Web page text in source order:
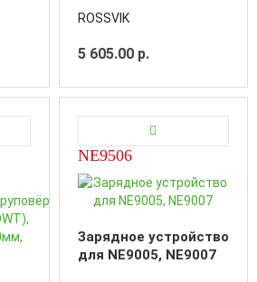
1.5Aч, 10мм, 19 Нм
ROSSVIK
5 605.00 р.
NE9506
Зарядное устройство
для NE9005, NE9007